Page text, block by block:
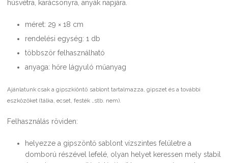
húsvétra, karácsonyra, anyák napjára.
méret: 29 × 18 cm
rendelési egység: 1 db
többször felhasználható
anyaga: hőre lágyuló műanyag
Ajánlatunk csak a gipszkiöntő sablont tartalmazza, gipszet és a további
eszközöket (tálka, ecset, festék …stb. nem).
Felhasználás röviden:
helyezze a gipszöntő sablont vízszintes felületre a
domború részével lefelé, olyan helyet keressen mely stabil